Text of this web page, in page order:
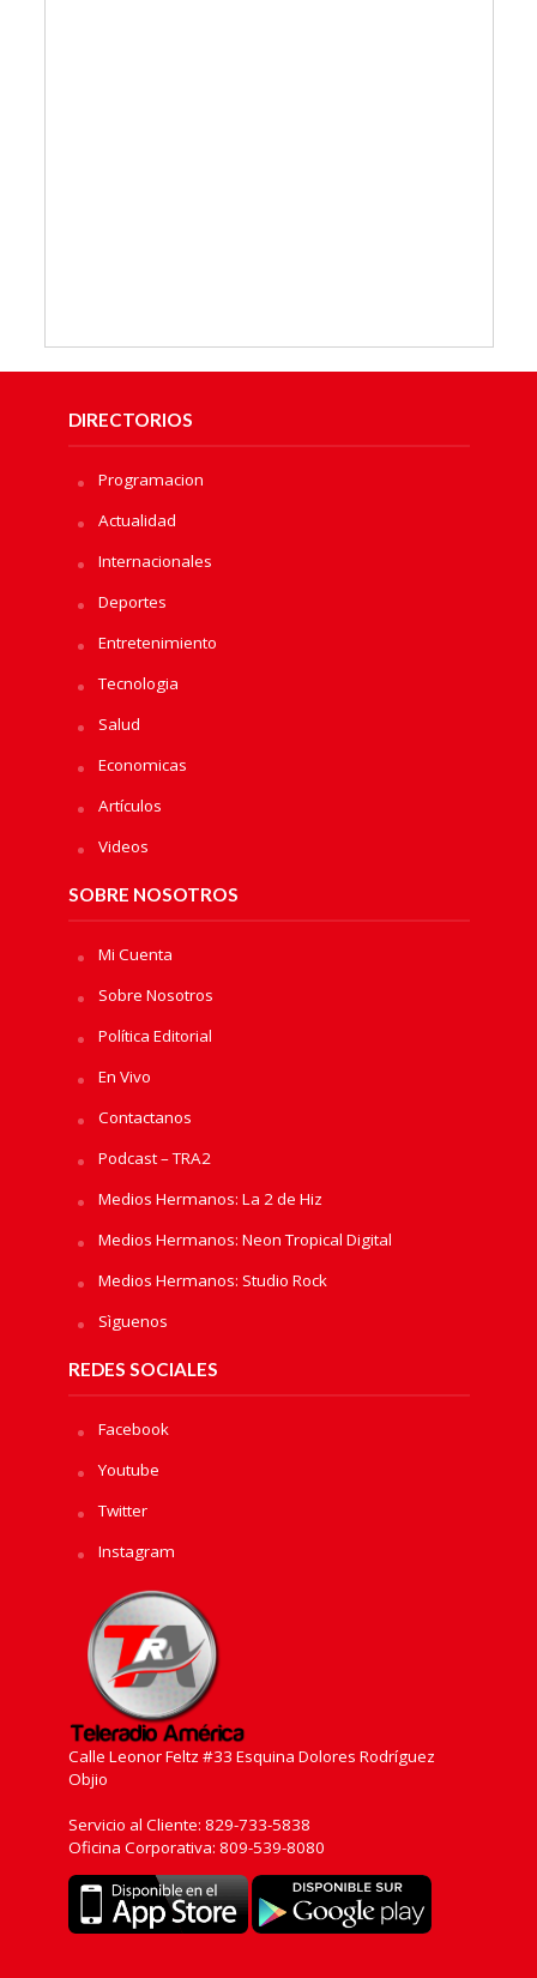
DIRECTORIOS
Programacion
Actualidad
Internacionales
Deportes
Entretenimiento
Tecnologia
Salud
Economicas
Artículos
Videos
SOBRE NOSOTROS
Mi Cuenta
Sobre Nosotros
Política Editorial
En Vivo
Contactanos
Podcast – TRA2
Medios Hermanos: La 2 de Hiz
Medios Hermanos: Neon Tropical Digital
Medios Hermanos: Studio Rock
Sìguenos
REDES SOCIALES
Facebook
Youtube
Twitter
Instagram
Calle Leonor Feltz #33 Esquina Dolores Rodríguez
Objio
Servicio al Cliente: 829-733-5838
Oficina Corporativa: 809-539-8080